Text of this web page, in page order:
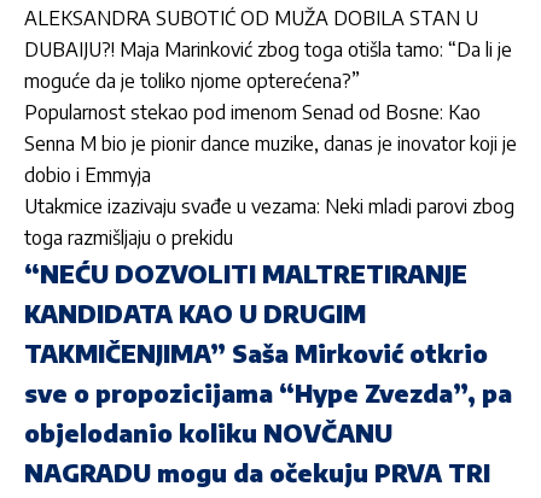
ALEKSANDRA SUBOTIĆ OD MUŽA DOBILA STAN U
DUBAIJU?! Maja Marinković zbog toga otišla tamo: “Da li je
moguće da je toliko njome opterećena?”
Popularnost stekao pod imenom Senad od Bosne: Kao
Senna M bio je pionir dance muzike, danas je inovator koji je
dobio i Emmyja
Utakmice izazivaju svađe u vezama: Neki mladi parovi zbog
toga razmišljaju o prekidu
“NEĆU DOZVOLITI MALTRETIRANJE
KANDIDATA KAO U DRUGIM
TAKMIČENJIMA” Saša Mirković otkrio
sve o propozicijama “Hype Zvezda”, pa
objelodanio koliku NOVČANU
NAGRADU mogu da očekuju PRVA TRI